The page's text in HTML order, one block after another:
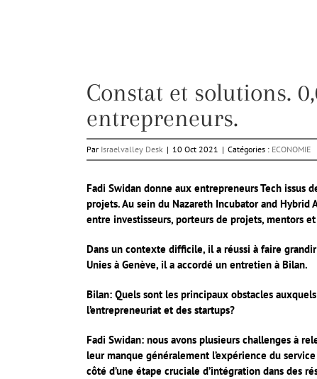
Constat et solutions.
entrepreneurs.
Par Israelvalley Desk | 10 Oct 2021 | Catégories : ECONOMIE
Fadi Swidan donne aux entrepreneurs Tech issus
projets. Au sein du Nazareth Incubator and
entre investisseurs, porteurs de projets, mentors
Dans un contexte difficile, il a réussi à faire
Unies à Genève, il a accordé un entretien à Bilan.
Bilan: Quels sont les principaux obstacles
l’entrepreneuriat et des startups?
Fadi Swidan: nous avons plusieurs challenges à
leur manque généralement l’expérience du
côté d’une étape cruciale d’intégration dans des